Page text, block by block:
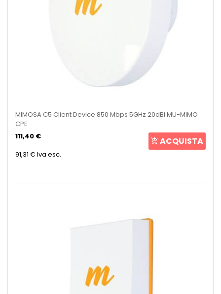
MIMOSA C5 Client Device 850 Mbps 5GHz 20dBi MU-MIMO
CPE
111,40 €
91,31 € Iva esc.
ACQUISTA